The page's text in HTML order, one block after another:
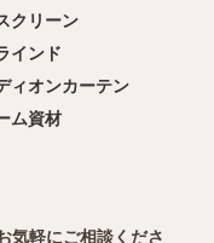
クリーン
インド
ィオンカーテン
ム資材
気軽にご相談くださ